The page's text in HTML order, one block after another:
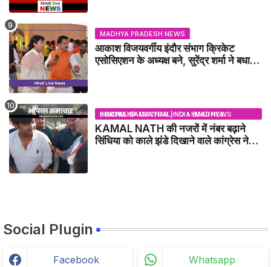
MADHYA PRADESH NEWS
आकाश विजयवर्गीय इंदौर संभाग क्रिकेट
एसोसिएशन के अध्यक्ष बने, सुरेंद्र शर्मा ने बधाई
BHOPAL SAMACHAR | NO 1 HINDI NEWS PORTAL OF CENTRAL INDIA (MADHYA PRADESH)
KAMAL NATH की नजरों में नंबर बढ़ाने
सिंधिया को काले झंडे दिखाने वाले कांग्रेस नेता
Social Plugin
Facebook Whatsapp